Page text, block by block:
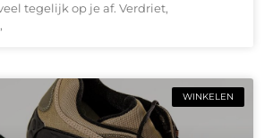
tegelijk op je af. Verdriet,
WINKELEN